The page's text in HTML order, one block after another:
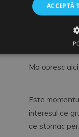
Oamenii din
partenere
Ma opresc
Este
interesul de
de stomac
ACCEPTĂ